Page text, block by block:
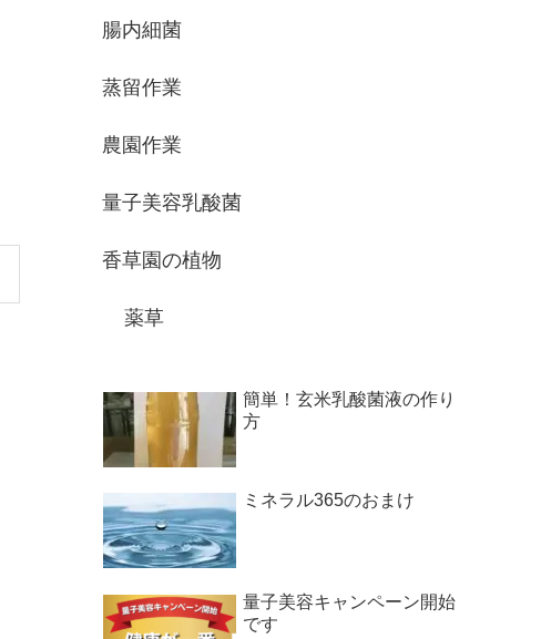
腸内細菌
蒸留作業
農園作業
量子美容乳酸菌
香草園の植物
薬草
簡単！玄米乳酸菌液の作り
方
ミネラル365のおまけ
量子美容キャンペーン開始
です